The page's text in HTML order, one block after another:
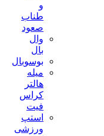
وال
بوسوبال
میله
کراس
استپ
ورزشی